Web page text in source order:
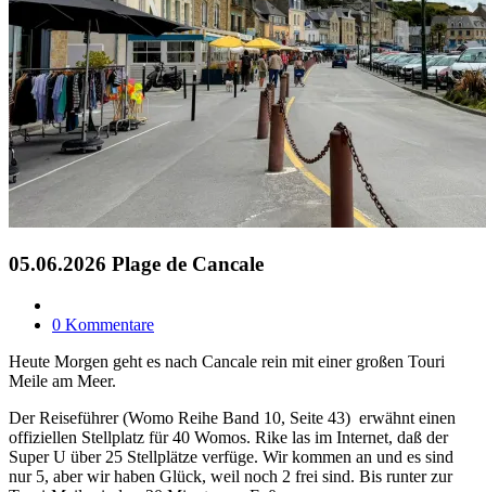
05.06.2026 Plage de Cancale
0 Kommentare
Heute Morgen geht es nach Cancale rein mit einer großen Touri
Meile am Meer.
Der Reiseführer (Womo Reihe Band 10, Seite 43) erwähnt einen
offiziellen Stellplatz für 40 Womos. Rike las im Internet, daß der
Super U über 25 Stellplätze verfüge. Wir kommen an und es sind
nur 5, aber wir haben Glück, weil noch 2 frei sind. Bis runter zur